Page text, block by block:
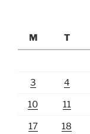
M
T
3 4
10 11
17 18